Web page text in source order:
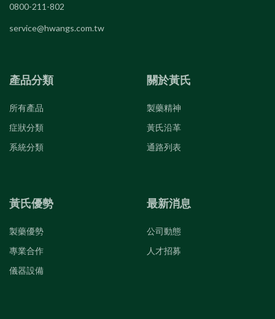
0800-211-802
service@hwangs.com.tw
產品分類
所有產品
症狀分類
系統分類
關於黃氏
製藥精神
黃氏沿革
通路列表
黃氏優勢
製藥優勢
專業合作
儀器設備
最新消息
公司動態
人才招募